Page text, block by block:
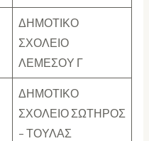
ΔΗΜΟΤΙΚΟ
ΣΧΟΛΕΙΟ
ΛΕΜΕΣΟΥ Γ
ΔΗΜΟΤΙΚΟ
ΣΧΟΛΕΙΟ ΣΩΤΗΡΟΣ
– ΤΟΥΛΑΣ